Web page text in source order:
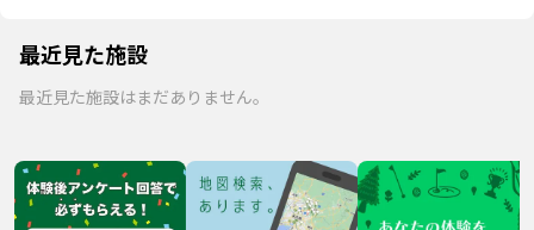
最近見た施設
最近見た施設はまだありません。